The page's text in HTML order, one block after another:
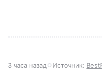
3 часа назад Источник: